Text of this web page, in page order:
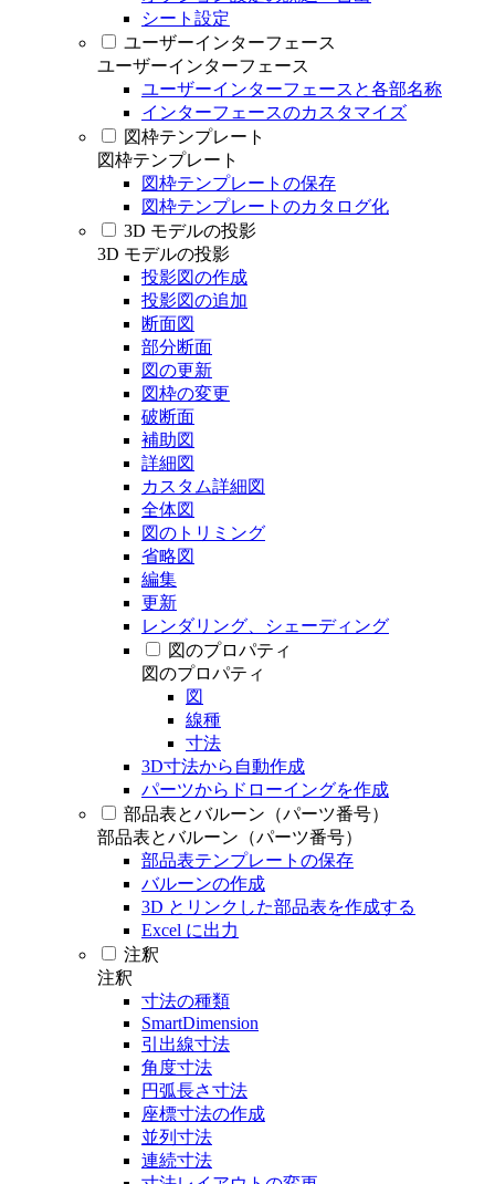
シート設定
ユーザーインターフェース
ユーザーインターフェース
ユーザーインターフェースと各部名称
インターフェースのカスタマイズ
図枠テンプレート
図枠テンプレート
図枠テンプレートの保存
図枠テンプレートのカタログ化
3D モデルの投影
3D モデルの投影
投影図の作成
投影図の追加
断面図
部分断面
図の更新
図枠の変更
破断面
補助図
詳細図
カスタム詳細図
全体図
図のトリミング
省略図
編集
更新
レンダリング、シェーディング
図のプロパティ
図のプロパティ
図
線種
寸法
3D寸法から自動作成
パーツからドローイングを作成
部品表とバルーン（パーツ番号）
部品表とバルーン（パーツ番号）
部品表テンプレートの保存
バルーンの作成
3D とリンクした部品表を作成する
Excel に出力
注釈
注釈
寸法の種類
SmartDimension
引出線寸法
角度寸法
円弧長さ寸法
座標寸法の作成
並列寸法
連続寸法